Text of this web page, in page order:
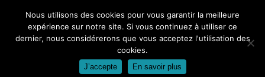
contenu
Nous utilisons des cookies pour vous garantir la meilleure
expérience sur notre site. Si vous continuez à utiliser ce
dernier, nous considérerons que vous acceptez l'utilisation des
cookies.
J’accepte En savoir plus